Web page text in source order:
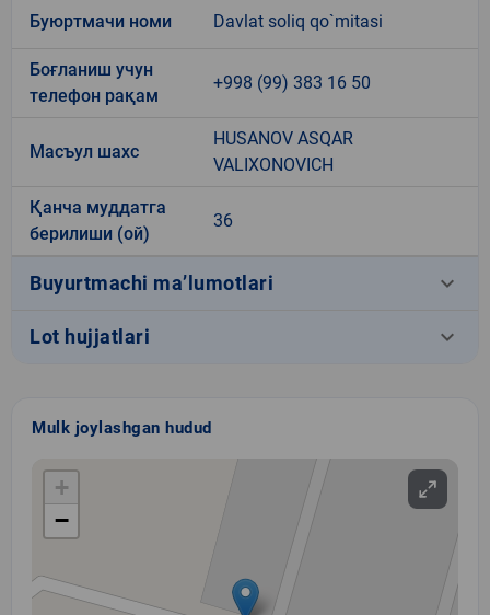
Буюртмачи номи Davlat soliq qo`mitasi
Боғланиш учун
телефон рақам
+998 (99) 383 16 50
Масъул шахс
HUSANOV ASQAR
VALIXONOVICH
Қанча муддатга
берилиши (ой)
36
Buyurtmachi ma’lumotlari keyboard_arrow_down
Lot hujjatlari keyboard_arrow_down
Mulk joylashgan hudud
+
−